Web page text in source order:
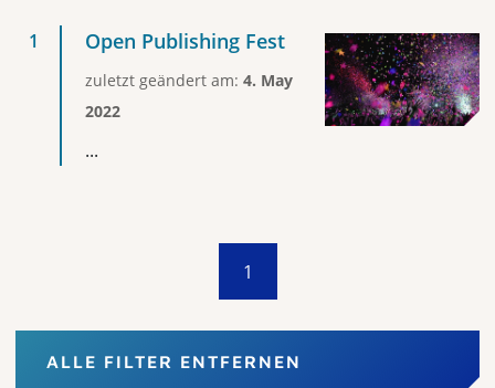
Open Publishing Fest
zuletzt geändert am: 4. May
2022
...
1
ALLE FILTER ENTFERNEN